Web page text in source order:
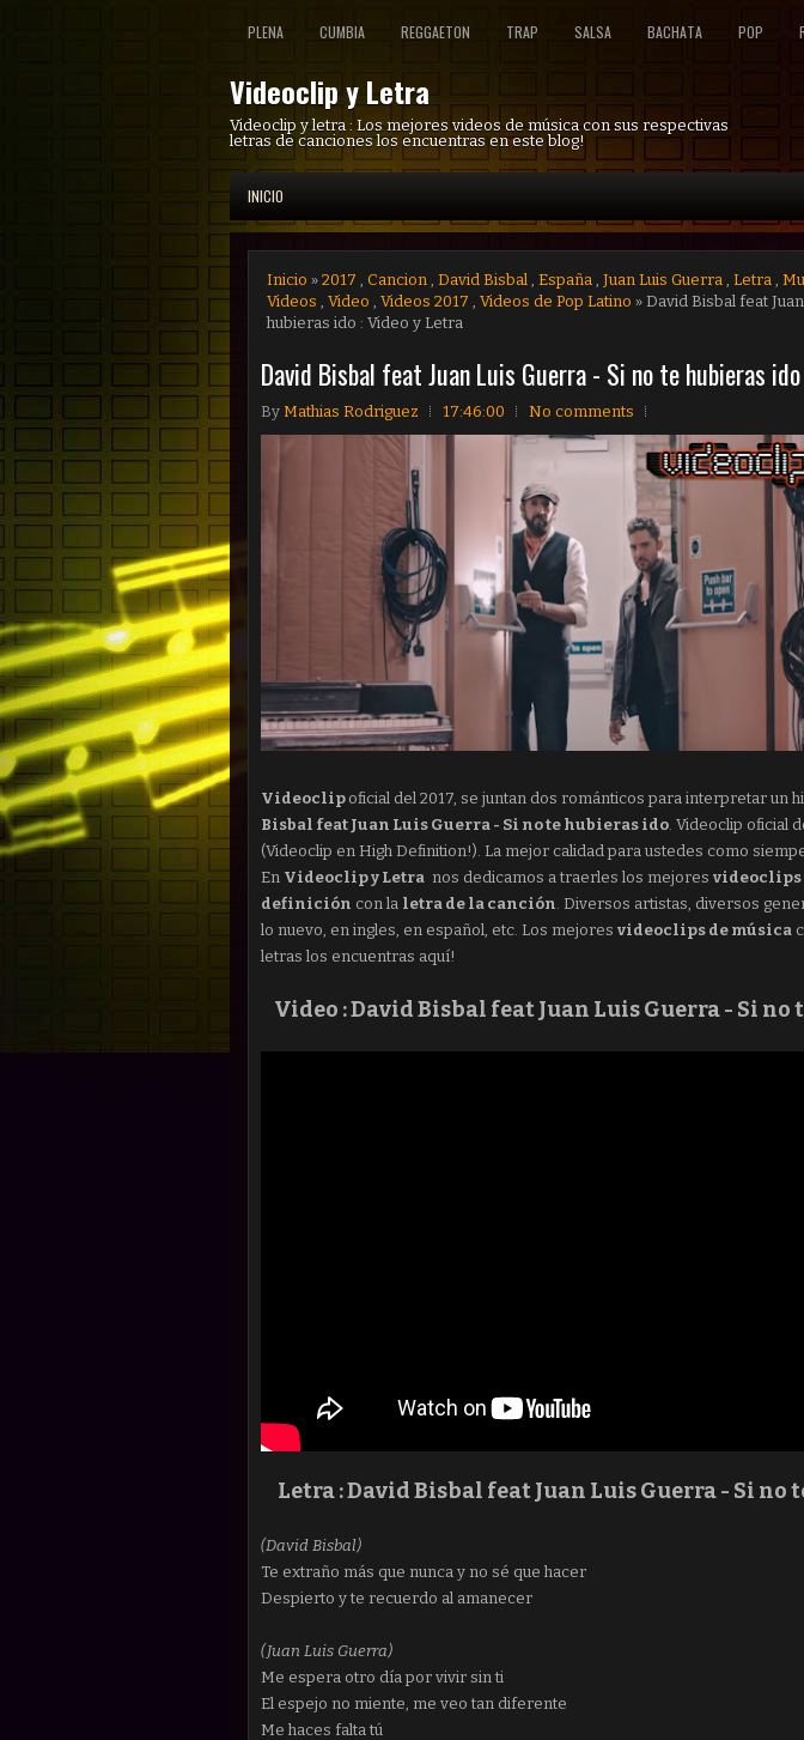
PLENA CUMBIA REGGAETON TRAP SALSA BACHATA POP
Videoclip y Letra
Videoclip y letra : Los mejores videos de música con sus respectivas
letras de canciones los encuentras en este blog!
INICIO
Inicio » 2017 , Cancion , David Bisbal , España , Juan Luis Guerra , Letra ,
Videos , Video , Videos 2017 , Videos de Pop Latino » David Bisbal feat
hubieras ido : Video y Letra
David Bisbal feat Juan Luis Guerra - Si no te hubieras
By Mathias Rodriguez 17:46:00 No comments
Videoclip oficial del 2017, se juntan dos románticos para interpretar un
Bisbal feat Juan Luis Guerra - Si no te hubieras ido. Videoclip oficial
(Videoclip en High Definition!). La mejor calidad para ustedes como
En Videoclip y Letra nos dedicamos a traerles los mejores
definición con la letra de la canción. Diversos artistas, diversos
lo nuevo, en ingles, en español, etc. Los mejores videoclips de música
letras los encuentras aquí!
Video :David Bisbal feat Juan Luis Guerra - Si no
Letra :David Bisbal feat Juan Luis Guerra - Si no
(David Bisbal)
Te extraño más que nunca y no sé que hacer
Despierto y te recuerdo al amanecer
(Juan Luis Guerra)
Me espera otro día por vivir sin ti
El espejo no miente, me veo tan diferente
Me haces falta tú